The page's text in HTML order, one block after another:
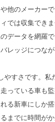
他のメーカー
では収集でき
データを網羅
レッジにつなが
すさです。私
っている車も
る新車にしか
までに時間がか